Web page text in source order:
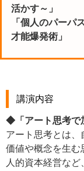
活かす～」
「個人のパーパ
才能爆発術」
講演内容
◆「アート思考で
アート思考とは、
価値や概念を生む
人的資本経営な